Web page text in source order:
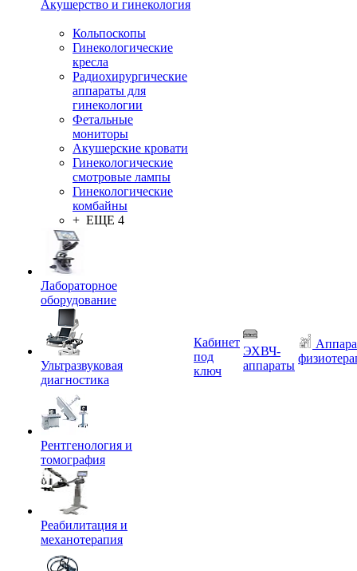
Акушерство и гинекология
Кольпоскопы
Гинекологические
кресла
Радиохирургические
аппараты для
гинекологии
Фетальные
мониторы
Акушерские кровати
Гинекологические
смотровые лампы
Гинекологические
комбайны
+ ЕЩЕ 4
Лабораторное
оборудование
Ультразвуковая
диагностика
Рентгенология и
томография
Реабилитация и
механотерапия
Кабинет
под
ключ
ЭХВЧ-
аппараты